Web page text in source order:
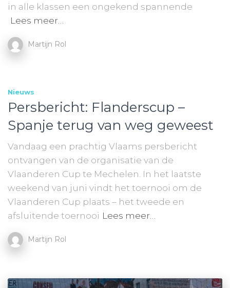
in alle klassen een ongekend spannende
Lees meer…
Martijn Rol
Nieuws
Persbericht: Flanderscup –
Spanje terug van weg geweest
Vandaag een prachtig Vlaams persbericht
ontvangen van de organisatie van de
Vlaanderen Cup te Mechelen. In het laatste
weekend van juni vindt het toernooi om de
Vlaanderen Cup plaats – het tweede en
afsluitende toernooi Lees meer…
Martijn Rol